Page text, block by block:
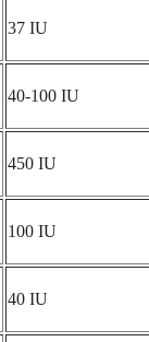
37 IU
40-100 IU
450 IU
100 IU
40 IU